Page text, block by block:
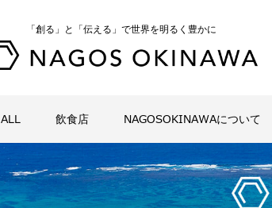
「創る」と「伝える」で世界を明るく豊かに
ALL 飲食店 NAGOSOKINAWAについて